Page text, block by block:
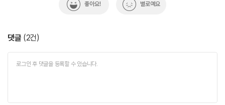
좋아요! 별로예요
댓글 (2건)